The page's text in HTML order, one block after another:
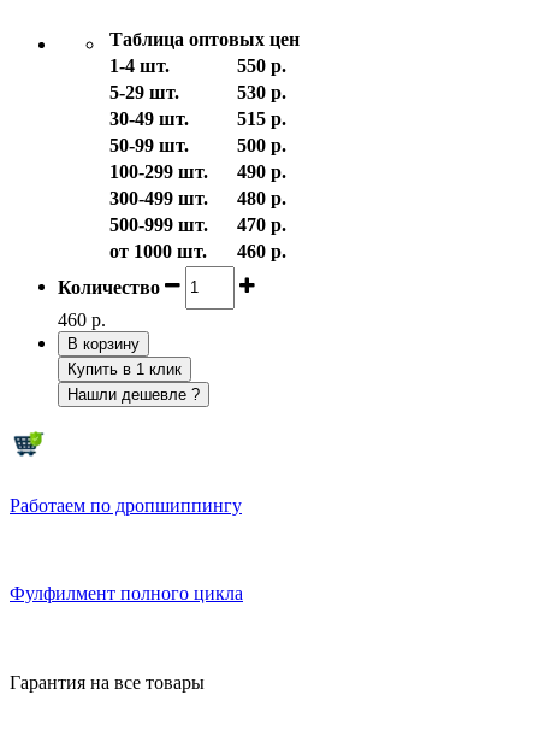
Таблица оптовых цен
1-4 шт.
550 р.
5-29 шт.
530 р.
30-49 шт.
515 р.
50-99 шт.
500 р.
100-299 шт.
490 р.
300-499 шт.
480 р.
500-999 шт.
470 р.
от 1000 шт.
460 р.
Количество
460 р.
В корзину
Купить в 1 клик
Нашли дешевле ?
Работаем по дропшиппингу
Фулфилмент полного цикла
Гарантия на все товары